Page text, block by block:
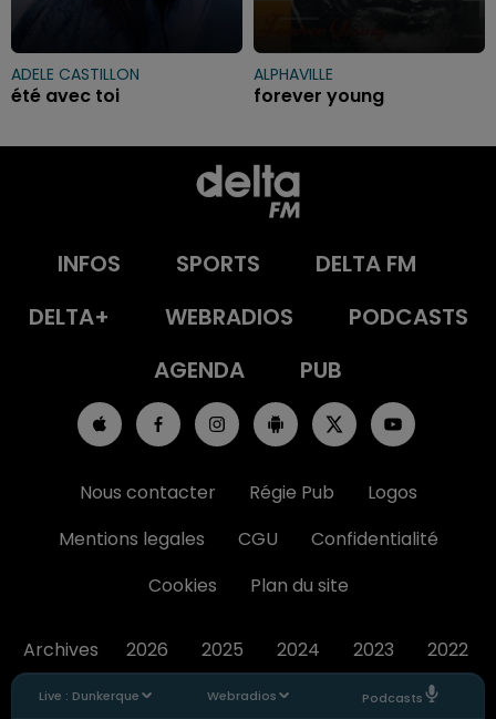
Live : Dunkerque Webradios Podcasts
ADELE CASTILLON
été avec toi
ALPHAVILLE
forever young
INFOS SPORTS
DELTA FM
DELTA+
WEBRADIOS
PODCASTS
AGENDA
PUB
Nous contacter Régie Pub
Logos
Mentions legales
CGU
Confidentialité
Cookies
Plan du site
Archives 2026 2025 2024 2023 2022